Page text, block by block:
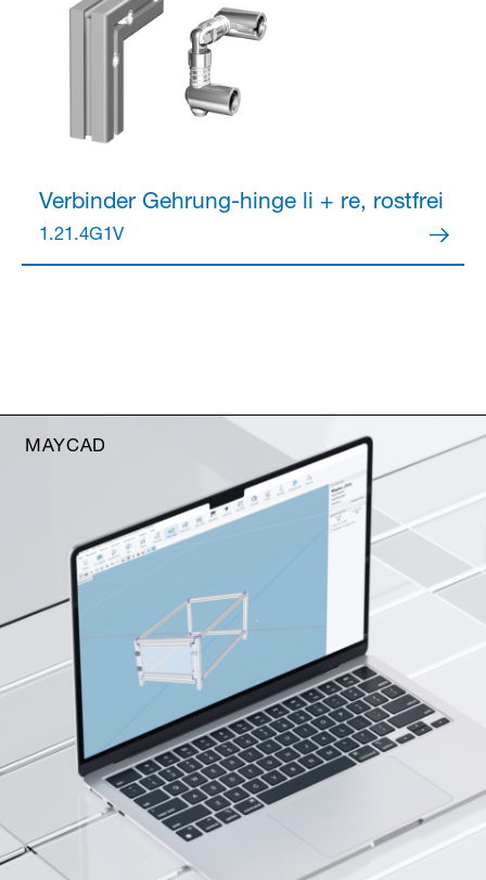
VerbinderGehrung-hinge li + re, rostfrei
1.21.4G1V
MAYCAD